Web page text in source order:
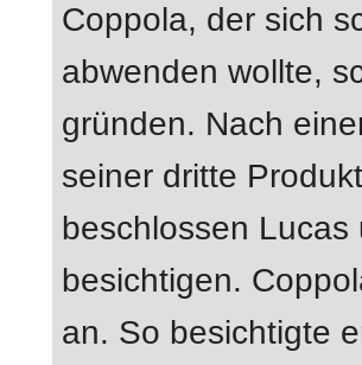
Coppola, der sich
abwenden wollte,
gründen. Nach
seiner dritte
beschlossen
besichtigen.
an. So besichtigte